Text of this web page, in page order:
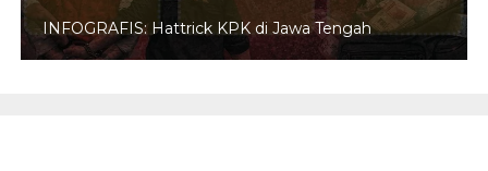
INFOGRAFIS: Hattrick KPK di Jawa Tengah